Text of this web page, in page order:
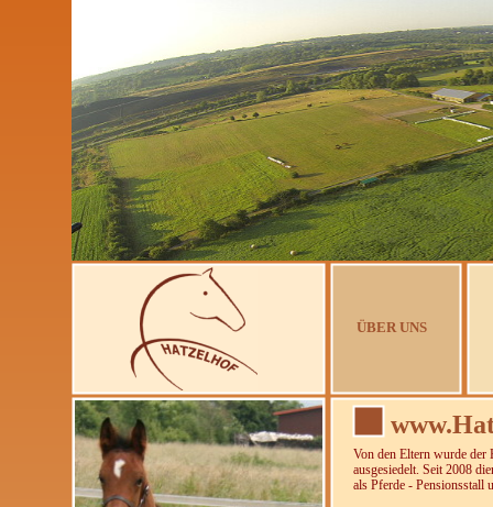
Von den Eltern wurde
ausgesiedelt. Seit 2008
als Pferde - Pensionsstall
ÜBER UNS